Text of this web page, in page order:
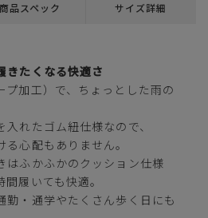
カートに入れる
カートに入れる
商品スペック サイズ詳細
たくなる快適さ
プ加工）で、ちょっとした雨の
れたゴム紐仕様なので、
心配もありません。
はふかふかのクッション仕様
履いても快適。
勤・通学やたくさん歩く日にも